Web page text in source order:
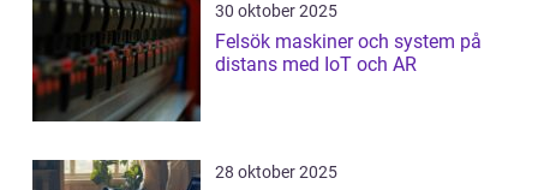
30 oktober 2025
Felsök maskiner och system på
distans med IoT och AR
28 oktober 2025